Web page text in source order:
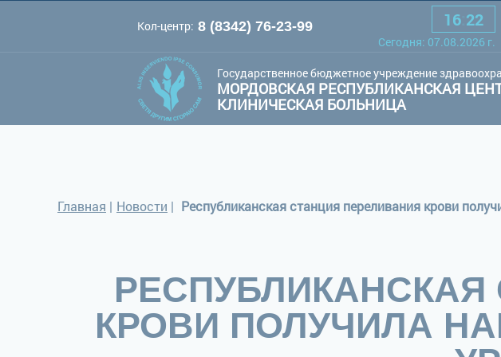
Шрифт: A A A Белая
Кол-центр: 8 (8342) 76-23-99 16 22
Сегодня: 07.08.2026 г.
Государственное бюджетное учреждение
МОРДОВСКАЯ РЕСПУБЛИКАНСКАЯ
КЛИНИЧЕСКАЯ БОЛЬНИЦА
Главная | Новости | Республиканская станция переливания крови
КРОВИ ПОЛУЧИЛА